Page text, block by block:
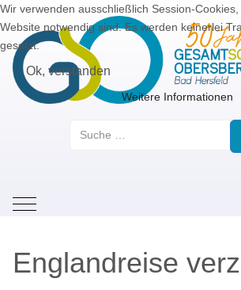
Mobile Menu Toggle
Englandreise
Wir verwenden ausschließlich Session-
Website notwendig sind. Es werden keinerlei
gesetzt.
Ok, verstanden
Weitere Informationen